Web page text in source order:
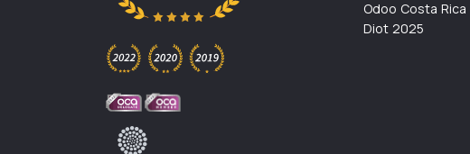
Odoo Costa Rica
Diot 2025